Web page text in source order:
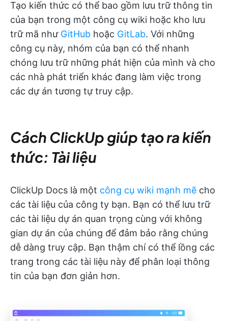
Tạo kiến thức có thể bao gồm lưu trữ thông tin
của bạn trong một công cụ wiki hoặc kho lưu
trữ mã như GitHub hoặc GitLab. Với những
công cụ này, nhóm của bạn có thể nhanh
chóng lưu trữ những phát hiện của mình và cho
các nhà phát triển khác đang làm việc trong
các dự án tương tự truy cập.
Cách ClickUp giúp tạo ra kiến
thức: Tài liệu
ClickUp Docs là một công cụ wiki mạnh mẽ cho
các tài liệu của công ty bạn. Bạn có thể lưu trữ
các tài liệu dự án quan trọng cùng với không
gian dự án của chúng để đảm bảo rằng chúng
dễ dàng truy cập. Bạn thậm chí có thể lồng các
trang trong các tài liệu này để phân loại thông
tin của bạn đơn giản hơn.